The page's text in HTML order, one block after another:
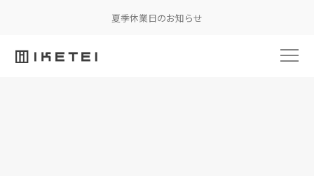
夏季休業日のお知らせ